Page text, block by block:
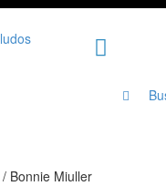
/Bonnie Miuller